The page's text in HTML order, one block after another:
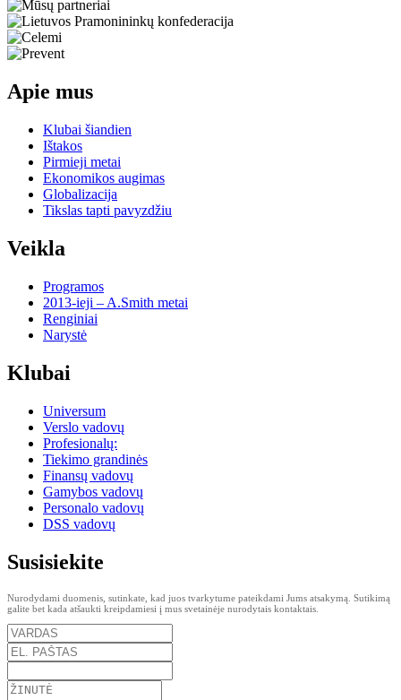
Apie mus
Klubai šiandien
Ištakos
Pirmieji metai
Ekonomikos augimas
Globalizacija
Tikslas tapti pavyzdžiu
Veikla
Programos
2013-ieji – A.Smith metai
Renginiai
Narystė
Klubai
Universum
Verslo vadovų
Profesionalų:
Tiekimo grandinės
Finansų vadovų
Gamybos vadovų
Personalo vadovų
DSS vadovų
Susisiekite
Nurodydami duomenis, sutinkate, kad juos tvarkytume pateikdami Jums atsakymą. Sutikimą
galite bet kada atšaukti kreipdamiesi į mus svetainėje nurodytais kontaktais.